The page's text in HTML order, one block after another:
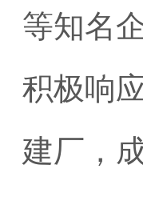
等知名
积极响
建厂，